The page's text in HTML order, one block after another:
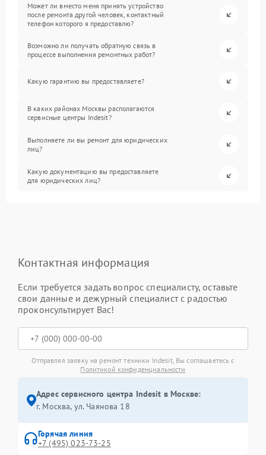
Может ли вместо меня принять устройство
после ремонта другой человек, контактный
телефон которого я предоставлю?
Возможно ли получать обратную связь в
процессе выполнения ремонтных работ?
Какую гарантию вы предоставляете?
В каких районах Москвы располагаются
сервисные центры Indesit?
Выполняете ли вы ремонт для юридических
лиц?
Какую документацию вы предоставляете
для юридических лиц?
Контактная информация
Если требуется задать вопрос специалисту, оставьте
свои данные и дежурный специалист с радостью
проконсультирует Вас!
Отправляя заявку на ремонт техники Indesit, Вы соглашаетесь с
Политикой конфиденциальности
Адрес сервисного центра Indesit в Москве:
г. Москва, ул. Чаянова 18
Горячая линия
+7 (495) 023-73-25